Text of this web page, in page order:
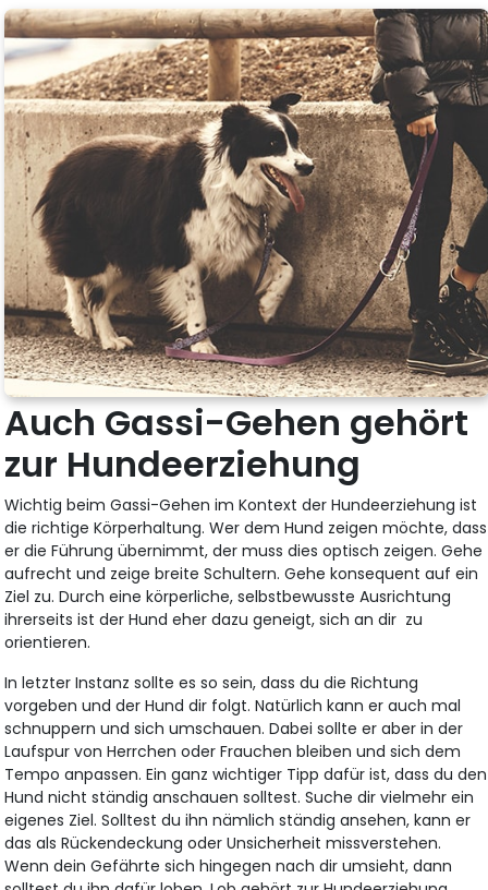
Auch Gassi-Gehen gehört
zur Hundeerziehung
Wichtig beim Gassi-Gehen im Kontext der Hundeerziehung ist
die richtige Körperhaltung. Wer dem Hund zeigen möchte, dass
er die Führung übernimmt, der muss dies optisch zeigen. Gehe
aufrecht und zeige breite Schultern. Gehe konsequent auf ein
Ziel zu. Durch eine körperliche, selbstbewusste Ausrichtung
ihrerseits ist der Hund eher dazu geneigt, sich an dir zu
orientieren.
In letzter Instanz sollte es so sein, dass du die Richtung
vorgeben und der Hund dir folgt. Natürlich kann er auch mal
schnuppern und sich umschauen. Dabei sollte er aber in der
Laufspur von Herrchen oder Frauchen bleiben und sich dem
Tempo anpassen. Ein ganz wichtiger Tipp dafür ist, dass du den
Hund nicht ständig anschauen solltest. Suche dir vielmehr ein
eigenes Ziel. Solltest du ihn nämlich ständig ansehen, kann er
das als Rückendeckung oder Unsicherheit missverstehen.
Wenn dein Gefährte sich hingegen nach dir umsieht, dann